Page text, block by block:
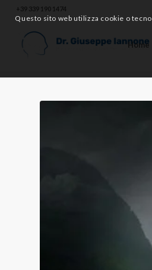
+39 339 190 1474
Home
Questo sito web utilizza cookie o